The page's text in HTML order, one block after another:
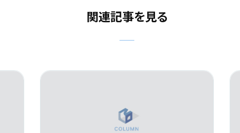
関連記事を見る